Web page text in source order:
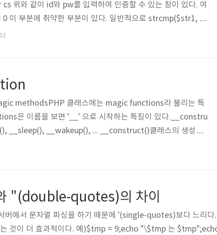
위와 같이 id와 pw를 입력하여 인증할 수 있는 창이 있다. 여
이 부분에 취약한 부분이 있다. 일반적으로 strcmp($str1, $s
으면 0보다 작은 값을 반환하고, str1이 str2보다 크면 0보다
methodsPHP 클래스에는 magic functions라 불리는 특
은 이름을 보면 '__' 으로 시작하는 특징이 있다.__constru
__sleep(), __wakeup(), ... __construct()클래스의 생성자
소드 호출 __destruct()클래스의 소멸자PHP Script가 끝나
"(double-quotes)의 차이
에서 문자열 파싱을 하기 때문에 '(single-quotes)보다 느리다.
것이 더 효과적이다. 예)$tmp = 9;echo "\$tmp 는